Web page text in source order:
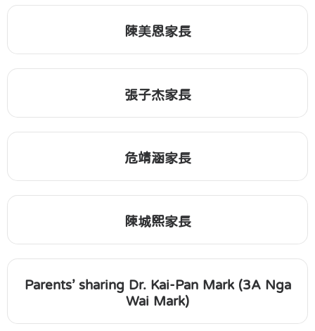
陳美恩家長
張子杰家長
危靖涵家長
陳城熙家長
Parents’ sharing Dr. Kai-Pan Mark (3A Nga
Wai Mark)